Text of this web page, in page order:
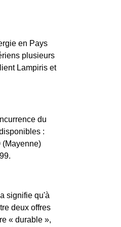
en Pays
plusieurs
Lampiris et
du
:
(Mayenne)
signifie qu'à
deux offres
« durable »,